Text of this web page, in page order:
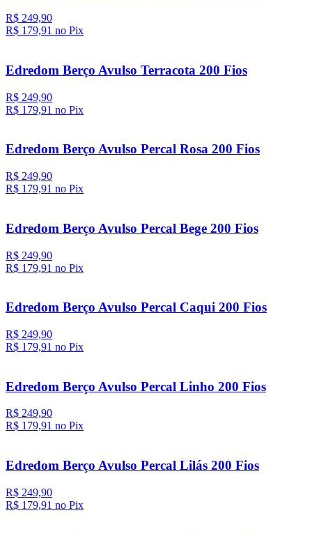
R$ 249,90
R$ 179,91 no Pix
Edredom Berço Avulso Terracota 200 Fios
R$ 249,90
R$ 179,91 no Pix
Edredom Berço Avulso Percal Rosa 200 Fios
R$ 249,90
R$ 179,91 no Pix
Edredom Berço Avulso Percal Bege 200 Fios
R$ 249,90
R$ 179,91 no Pix
Edredom Berço Avulso Percal Caqui 200 Fios
R$ 249,90
R$ 179,91 no Pix
Edredom Berço Avulso Percal Linho 200 Fios
R$ 249,90
R$ 179,91 no Pix
Edredom Berço Avulso Percal Lilás 200 Fios
R$ 249,90
R$ 179,91 no Pix